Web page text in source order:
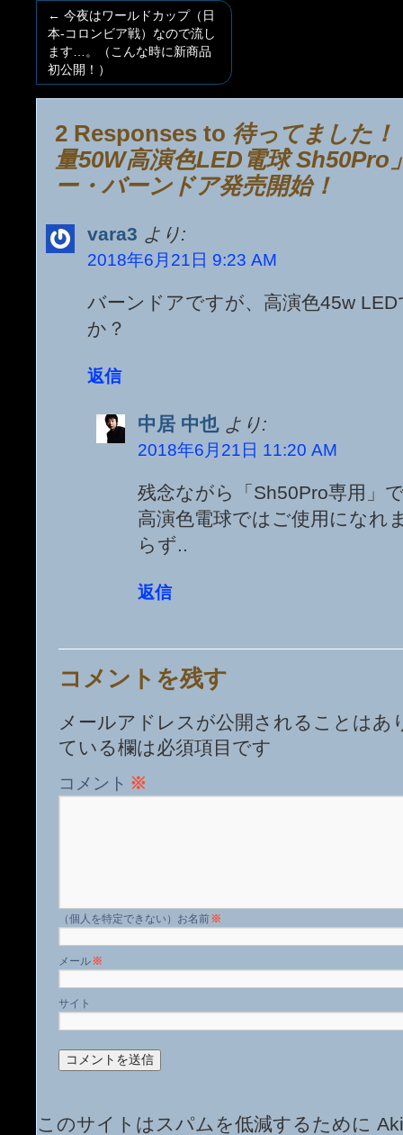
← 今夜はワールドカップ（日
本-コロンビア戦）なので流し
ます…。（こんな時に新商品
初公開！）
2 Responses to 待ってました
量50W高演色LED電球 Sh50Pro
ー・バーンドア発売開始！
vara3 より:
2018年6月21日 9:23 AM
バーンドアですが、高演色45w
か？
返信
中居 中也 より:
2018年6月21日 11:20 AM
残念ながら「Sh50Pro専用」
高演色電球ではご使用になれ
らず..
返信
コメントを残す
メールアドレスが公開されることはあ
ている欄は必須項目です
コメント ※
名前※
メール※
サイト
このサイトはスパムを低減するために